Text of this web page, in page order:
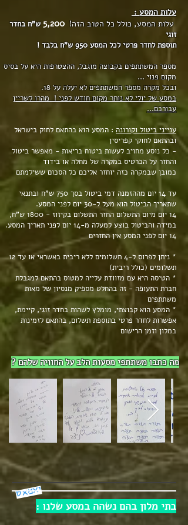
עלות המסע :
עלות המסע, כולל כל הטוב הזה! 5,200ש"ח בחדר
זוגי
תוספת לחדר פרטי לכל המסע 950 ש"ח בלבד !
מספר המשתתפים בקבוצה מוגבל, ההצטרפות היא על בסיס
מקום פנוי ...
ובכל מקרה מספר המשתתפים לא יעלה על 18.
במסע של יולי לא נותר מקום חודש לפני ! מהרו לשריין
עבורכם...
ענייני ביטול וקורונה : המסע הוא בהתאם לחוק בישראל
ובהתאם לחוקי קפריסין
- כל נוסע מחויב לעשות ביטוח בריאות - מאפשר ביטול
והחזר על הכרטיס במקרה של מחלה או בידוד
כמובן שבמקרה כזה יוחזר אליכם כל הסכום ששילמתם
עד 14 יום מההזמנה דמי ביטול בסך 750 ש"ח ובתנאי
שתאריך הביטול הוא מעל ל-30 יום לפני המסע.
14 יום מיום התשלום החזר התשלום בקיזוז - 1800 ש"ח,
במידה והביטול בוצע למעלה מ-14 יום לפני תאריך המסע.
14 יום לפני המסע אין החזרים
* ניתן לפרוס ל-4 תשלומים ללא ריבית באשראי או עד 12
תשלומים (כולל ריבית)
* הטיסה היא עם מזוודת עלייה למטוס בהתאם למגבלת
חברת התעופה - זה בהחלט מספיק מנסיון של מאות
משתתפים
* המסע הוא קבוצתי, מומלץ לשהות בחדר זוגי, קיימת,
אפשרות לחדר פרטי בתוספת תשלום, בהתאם לזמינות
במלון וזמן הרישום
מה כתבו משתתפי מסעות הלב על החוויה שלהם ?
יאמאס
בתי מלון בהם נשהה במסע שלנו :